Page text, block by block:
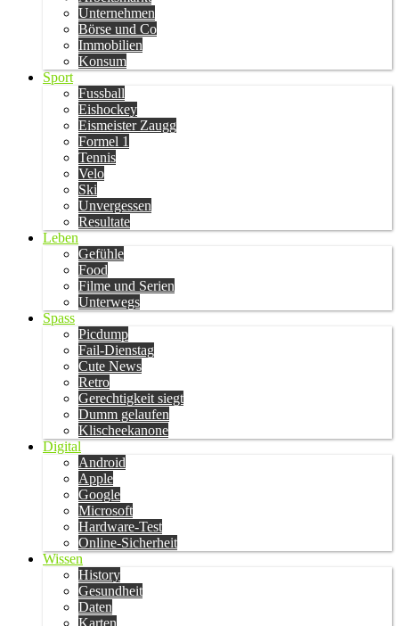
Unternehmen
Börse und Co
Immobilien
Konsum
Sport
Fussball
Eishockey
Eismeister Zaugg
Formel 1
Tennis
Velo
Ski
Unvergessen
Resultate
Leben
Gefühle
Food
Filme und Serien
Unterwegs
Spass
Picdump
Fail-Dienstag
Cute News
Retro
Gerechtigkeit siegt
Dumm gelaufen
Klischeekanone
Digital
Android
Apple
Google
Microsoft
Hardware-Test
Online-Sicherheit
Wissen
History
Gesundheit
Daten
Karten